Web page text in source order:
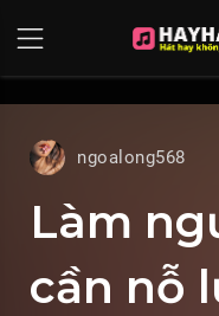
ngoalong568
Làm
cần nỗ